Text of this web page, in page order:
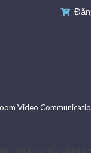
Video